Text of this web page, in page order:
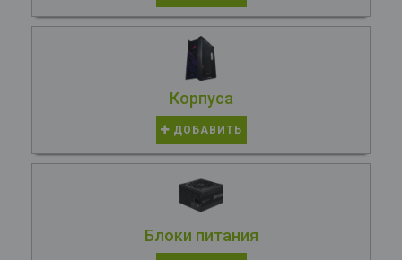
Корпуса
ДОБАВИТЬ
Блоки питания